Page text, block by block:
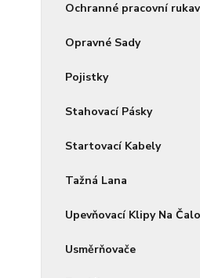
Ochranné pracovní
Opravné Sady
Pojistky
Stahovací Pásky
Startovací Kabely
Tažná Lana
Upevňovací Klipy Na
Usměrňovače